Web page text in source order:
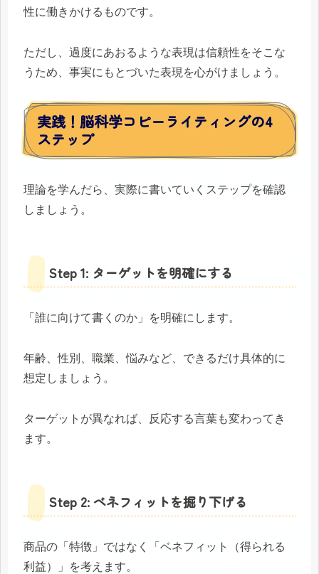
性に働きかけるものです。
ただし、過度にあおるような表現は信頼性をそこな
うため、事実にもとづいた表現を心がけましょう。
実践！脳科学コピーライティングの4
ステップ
理論を学んだら、実際に書いていくステップを確認
しましょう。
Step 1: ターゲットを明確にする
「誰に向けて書くのか」を明確にします。
年齢、性別、職業、悩みなど、できるだけ具体的に
想定しましょう。
ターゲットが異なれば、反応する言葉も変わってき
ます。
Step 2: ベネフィットを掘り下げる
商品の「特徴」ではなく「ベネフィット（得られる
利益）」を考えます。